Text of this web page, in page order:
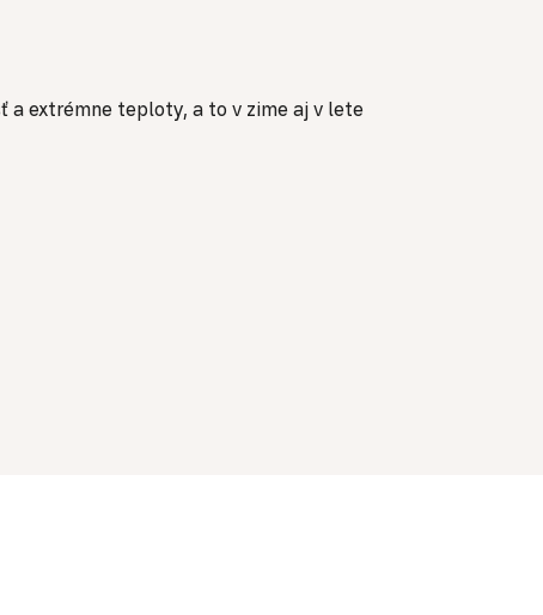
a extrémne teploty, a to v zime aj v lete